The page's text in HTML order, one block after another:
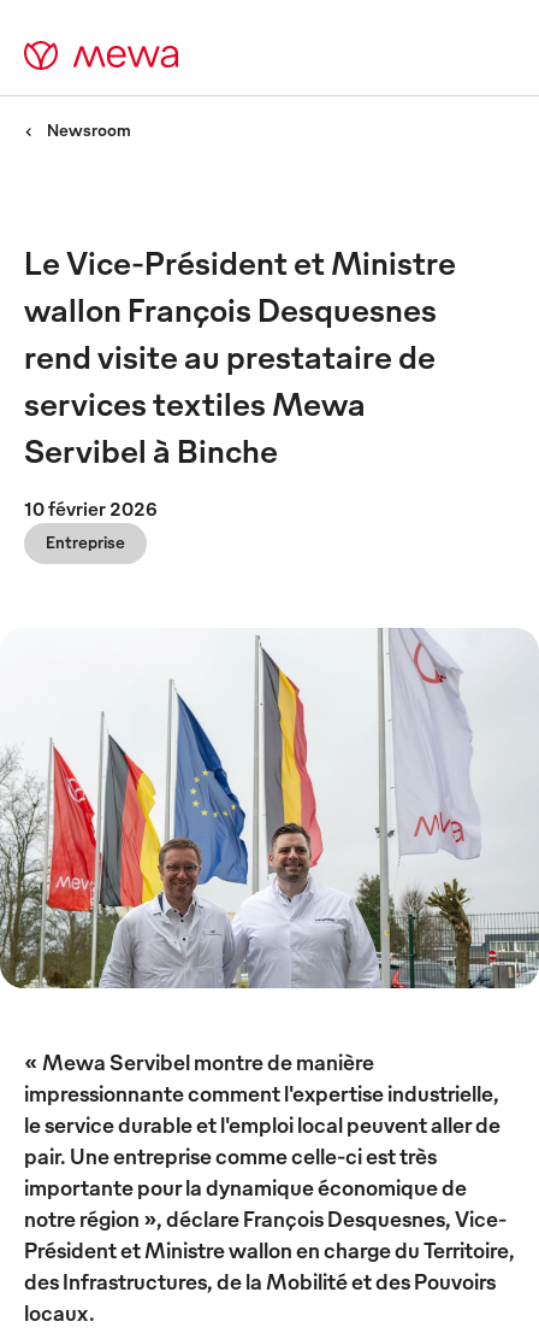
Newsroom
Le Vice-Président et Ministre
wallon François Desquesnes
rend visite au prestataire de
services textiles Mewa
Servibel à Binche
10 février 2026
Entreprise
« Mewa Servibel montre de manière
impressionnante comment l'expertise industrielle,
le service durable et l'emploi local peuvent aller de
pair. Une entreprise comme celle-ci est très
importante pour la dynamique économique de
notre région », déclare François Desquesnes, Vice-
Président et Ministre wallon en charge du Territoire,
des Infrastructures, de la Mobilité et des Pouvoirs
locaux.